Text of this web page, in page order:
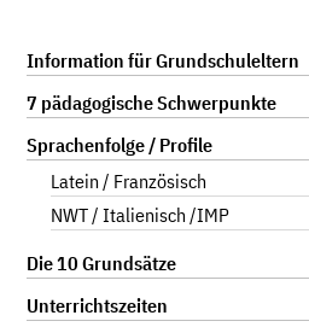
Navigation
überspringen
Information für Grundschuleltern
7 pädagogische Schwerpunkte
Sprachenfolge / Profile
Latein / Französisch
NWT / Italienisch /IMP
Die 10 Grundsätze
Unterrichtszeiten